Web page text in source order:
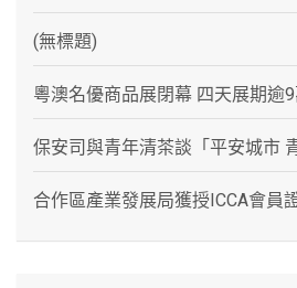
(無標題)
粵澳名優商品展閉幕 四天展期逾
保安司與青年清茶談「平安城市
合作區產業發展局獲授ICCA會員